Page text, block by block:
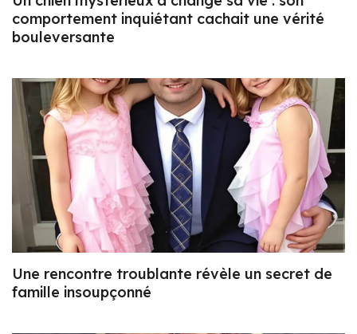
comportement inquiétant cachait une vérité
bouleversante
Une rencontre troublante révèle un secret de
famille insoupçonné